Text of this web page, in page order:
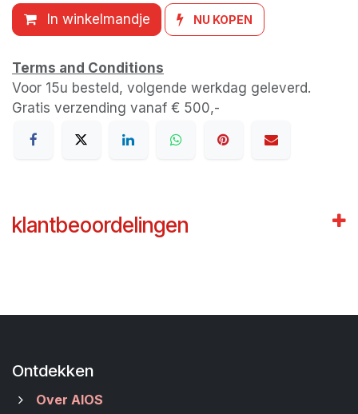
In winkelmandje NU KOPEN
Terms and Conditions
Voor 15u besteld, volgende werkdag geleverd.
Gratis verzending vanaf € 500,-
klantbeoordelingen
Ontdekken
Over AIOS